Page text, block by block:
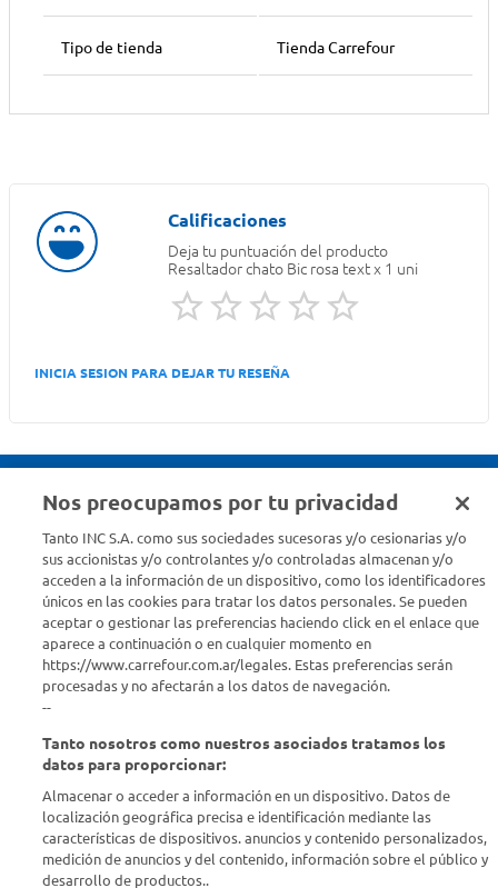
Tipo de tienda Tienda Carrefour
Deja tu puntuación del producto
Resaltador chato Bic rosa text x 1 uni
INICIA SESION PARA DEJAR TU RESEÑA
Estamos para ayudarte
¿Tenés una consulta? Comunicate con nosotros acá
Descubrí Carrefour
Conocenos
Info útil
Comprá Online
Nos preocupamos por tu privacidad
Tanto INC S.A. como sus sociedades sucesoras y/o cesionarias y/o
sus accionistas y/o controlantes y/o controladas almacenan y/o
acceden a la información de un dispositivo, como los identificadores
únicos en las cookies para tratar los datos personales. Se pueden
aceptar o gestionar las preferencias haciendo click en el enlace que
aparece a continuación o en cualquier momento en
https://www.carrefour.com.ar/legales. Estas preferencias serán
procesadas y no afectarán a los datos de navegación.
--
Tanto nosotros como nuestros asociados tratamos los
datos para proporcionar:
Almacenar o acceder a información en un dispositivo. Datos de
localización geográfica precisa e identificación mediante las
características de dispositivos. anuncios y contenido personalizados,
medición de anuncios y del contenido, información sobre el público y
desarrollo de productos..